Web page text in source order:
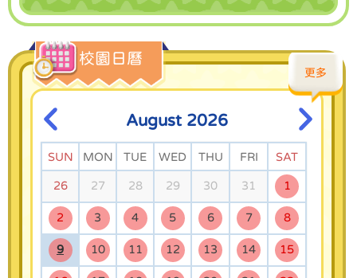
2026/03/09
中文科上學期寫作佳作
2026/06/26
伍季明冰球隊今年在全港十八區青少年冰球錦標賽中
獲得公開新秀組亞軍！
更多
校園日曆
August 2026
SUN MON TUE WED THU FRI SAT
26 27 28 29 30 31 1
2 3 4 5 6 7 8
9 10 11 12 13 14 15